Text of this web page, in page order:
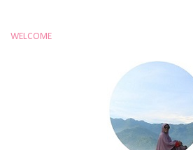
WELCOME